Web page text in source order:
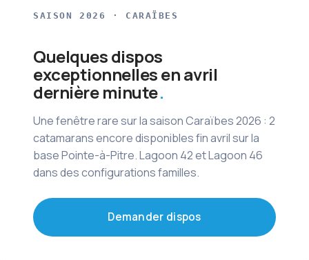
SAISON 2026 · CARAÏBES
Quelques dispos
exceptionnelles en avril
dernière minute
Une fenêtre rare sur la saison Caraïbes 2026 : 2
catamarans encore disponibles fin avril sur la
base Pointe-à-Pitre. Lagoon 42 et Lagoon 46
dans des configurations familles.
Demander dispos